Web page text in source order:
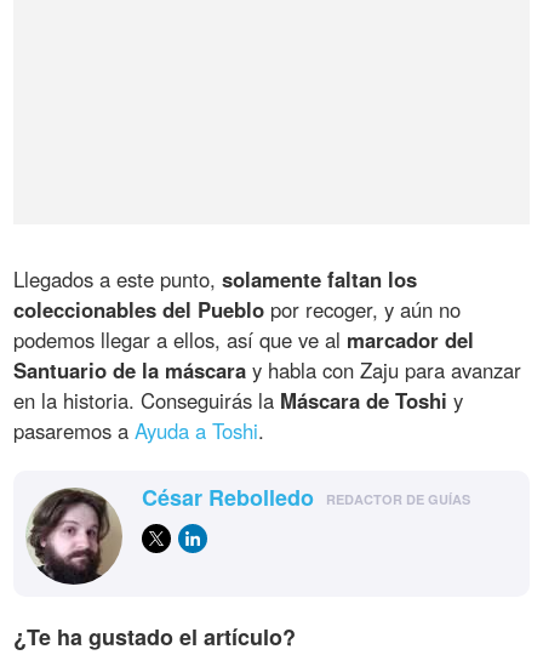
Llegados a este punto,solamente faltan los
coleccionables del Pueblo por recoger, y aún no
podemos llegar a ellos, así que ve al marcador del
Santuario de la máscara y habla con Zaju para avanzar
en la historia. Conseguirás la Máscara de Toshi y
pasaremos aAyuda a Toshi.
César Rebolledo REDACTOR DE GUÍAS
¿Te ha gustado el artículo?